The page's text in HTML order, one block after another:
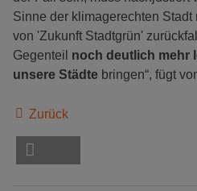
Sinne der klimagerechten
von 'Zukunft Stadtgrün'
Gegenteil noch deutlich mehr
unsere Städte bringen“, fügt
Zurück